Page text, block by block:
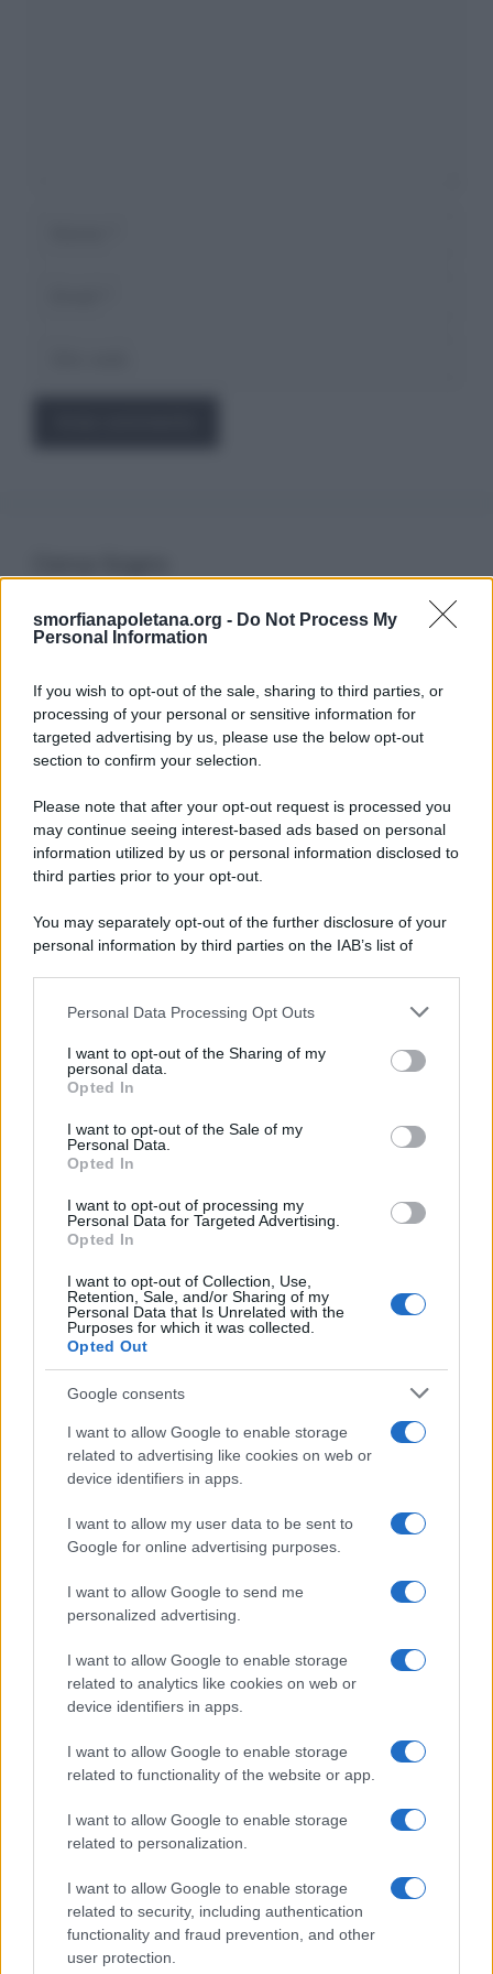
smorfianapoletana.org - Do Not Process My
Personal Information
If you wish to opt-out of the sale, sharing to third parties, or
processing of your personal or sensitive information for
targeted advertising by us, please use the below opt-out
section to confirm your selection.
Please note that after your opt-out request is processed you
may continue seeing interest-based ads based on personal
information utilized by us or personal information disclosed to
third parties prior to your opt-out.
You may separately opt-out of the further disclosure of your
personal information by third parties on the IAB’s list of
This information may also be disclosed by us to third parties
disclose it to other third parties.
Please note that this website/app uses one or more Google
services and may gather and store information including but
not limited to your visit or usage behaviour. You may click to
grant or deny consent to Google and its third-party tags to
consent section.
Personal Data Processing Opt Outs
I want to opt-out of the Sharing of my
personal data.
Opted In
I want to opt-out of the Sale of my
Personal Data.
Opted In
I want to opt-out of processing my
Personal Data for Targeted Advertising.
Opted In
I want to opt-out of Collection, Use,
Retention, Sale, and/or Sharing of my
Personal Data that Is Unrelated with the
Purposes for which it was collected.
Opted Out
Google consents
I want to allow Google to enable storage
related to advertising like cookies on web or
device identifiers in apps.
I want to allow my user data to be sent to
Google for online advertising purposes.
I want to allow Google to send me
personalized advertising.
I want to allow Google to enable storage
related to analytics like cookies on web or
device identifiers in apps.
I want to allow Google to enable storage
related to functionality of the website or app.
I want to allow Google to enable storage
related to personalization.
I want to allow Google to enable storage
related to security, including authentication
functionality and fraud prevention, and other
user protection.
Ricerca
LEGGI GRATIS IL NOSTRO EBOOK
Categorie
Dizionario dei Sogni – B
Dizionario dei Sogni – C
Dizionario dei Sogni – D
Dizionario dei Sogni – E
Dizionario dei Sogni – F
Dizionario dei Sogni – G
Dizionario dei Sogni – I
Dizionario dei Sogni – J
Dizionario dei Sogni – L
Dizionario dei Sogni – M
Dizionario dei Sogni – N
Dizionario dei Sogni – O
Dizionario dei Sogni – P
Dizionario dei Sogni – R
Dizionario dei Sogni – T
Dizionario dei Sogni – U
Dizionario dei Sogni – V
Dizionario dei Sogni – Z
alla Z
Smorfia
Sogni Ricorrenti